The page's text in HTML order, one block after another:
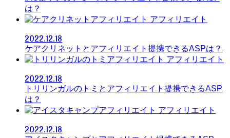
は？
アフィリエイト
2022.12.18
ケアクリネットとアフィリエイト提携できるASPは？
アフィリエイト
2022.12.18
トリリンガルのトミとアフィリエイト提携できるASP
は？
アフィリエイト
2022.12.18